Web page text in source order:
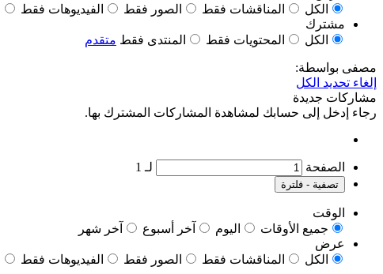
الكل
المناقشات فقط الصور فقط الفيديوهات فقط
مشترك
الكل
المحتويات فقط المنتدى فقط متقدم
مصفى بواسطة:
إلغاء تحديد الكل
مشاركات جديدة
رجاء إدخل إلى حسابك لمشاهدة المشاركات المشترك بها.
الصفحة لـ 1
تصفية - فلترة
الوقت
جميع الأوقات
اليوم آخر أسبوع
آخر شهر
عرض
الكل
المناقشات فقط الصور فقط الفيديوهات فقط